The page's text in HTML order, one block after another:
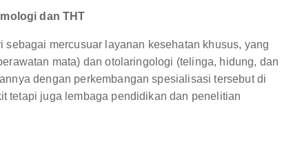
dan THT
mercusuar layanan kesehatan khusus, yang
mata) dan otolaringologi (telinga, hidung, dan
dengan perkembangan spesialisasi tersebut di
tetapi juga lembaga pendidikan dan penelitian